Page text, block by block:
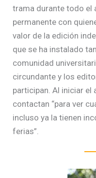
trama durante todo el
permanente con
valor de la edición
que se ha instalado
comunidad
circundante y los
participan. Al iniciar el
contactan “para ver
incluso ya la tienen
ferias”.